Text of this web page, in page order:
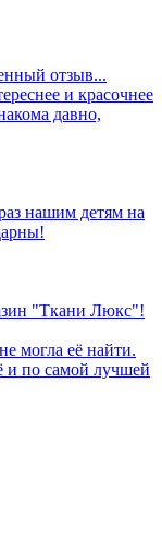
отзыв...
и красочнее
давно,
нашим детям на
"Ткани Люкс"!
могла её найти.
и по самой лучшей